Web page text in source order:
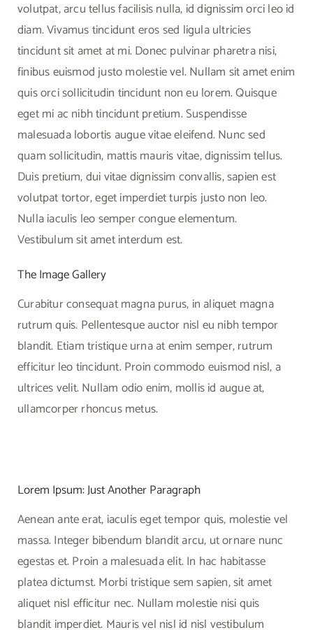
volutpat, arcu tellus facilisis nulla, id dignissim orci leo id
diam. Vivamus tincidunt eros sed ligula ultricies
tincidunt sit amet at mi. Donec pulvinar pharetra nisi,
finibus euismod justo molestie vel. Nullam sit amet enim
quis orci sollicitudin tincidunt non eu lorem. Quisque
eget mi ac nibh tincidunt pretium. Suspendisse
malesuada lobortis augue vitae eleifend. Nunc sed
quam sollicitudin, mattis mauris vitae, dignissim tellus.
Duis pretium, dui vitae dignissim convallis, sapien est
volutpat tortor, eget imperdiet turpis justo non leo.
Nulla iaculis leo semper congue elementum.
Vestibulum sit amet interdum est.
The Image Gallery
Curabitur consequat magna purus, in aliquet magna
rutrum quis. Pellentesque auctor nisl eu nibh tempor
blandit. Etiam tristique urna at enim semper, rutrum
efficitur leo tincidunt. Proin commodo euismod nisl, a
ultrices velit. Nullam odio enim, mollis id augue at,
ullamcorper rhoncus metus.
Lorem Ipsum: Just Another Paragraph
Aenean ante erat, iaculis eget tempor quis, molestie vel
massa. Integer bibendum blandit arcu, ut ornare nunc
egestas et. Proin a malesuada elit. In hac habitasse
platea dictumst. Morbi tristique sem sapien, sit amet
aliquet nisl efficitur nec. Nullam molestie nisi quis
blandit imperdiet. Mauris vel nisl id nisl vestibulum